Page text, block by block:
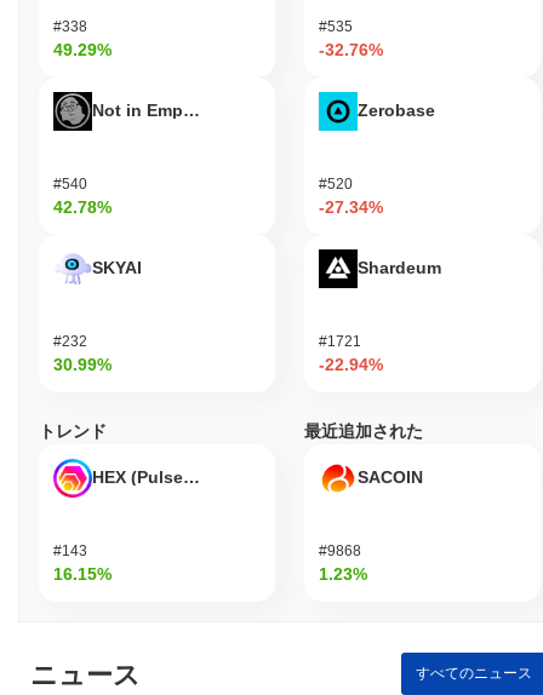
#338
49.29%
Not in Employment, Education, or Training
#540
42.78%
SKYAI
#232
30.99%
#535
-32.76%
Zerobase
#520
-27.34%
Shardeum
#1721
-22.94%
トレンド
HEX (Pulsechain)
#143
16.15%
最近追加された
SACOIN
#9868
1.23%
ニュース すべてのニュース